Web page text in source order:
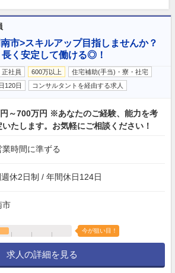
市>スキルアップ目指しませんか？
く安定して働ける◎！
正社員 600万以上
住宅補助(手当)・寮・社宅
120日 コンサルタントを経由する求人
～700万円 ※あなたのご経験、能力を考
たします。お気軽にご相談ください！
時間に準ずる
休2日制 / 年間休日124日
市
今が狙い目！
求人の詳細を見る